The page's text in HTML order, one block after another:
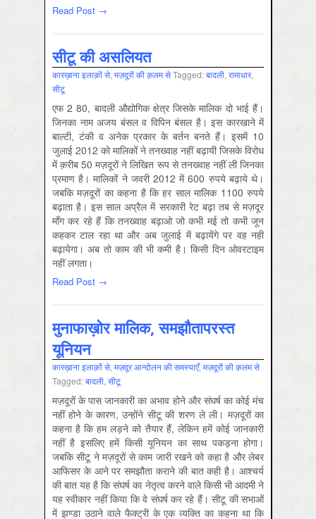
Read Post →
सीटू की असलियत
कारख़ाना इलाक़ों से, मज़दूरों की क़लम सेTagged:बादली, रामाधार,
सीटू
एफ 2 80, बादली औद्योगिक क्षेत्र जिसके मालिक दो भाई हैं।
जिनका नाम अजय बंसल व विपिन बंसल है। इस कारखाने में
बाल्टी, टंकी व अनेक प्रकार के बर्तन बनते हैं। इसमें 10
जुलाई 2012 को मालिकों ने तनख्वाह नहीं बढ़ायी जिसके विरोध
में क़रीब 50 मज़दूरों ने लिखित रूप से तनख्वाह नहीं ली जिनका
प्रमाण है। मालिकों ने जवरी 2012 में 600 रुपये बढ़ाये थे।
जबकि मज़दूरों का कहना है कि हर साल मालिक 1100 रुपये
बढ़ाता है। इस साल अप्रैल में सरकारी रेट बढ़ा तब से मज़दूर
माँग कर रहे हैं कि तनख्वाह बढ़ाओ जो कभी मई तो कभी जून
कहकर टाल रहा था और अब जुलाई में बढ़ायेंगे पर वह नहीं
बढ़ायेगा। अब तो काम की भी कमी है। किसी दिन ओवरटाइम
नहीं लगता।
Read Post →
मुनाफाख़ोर मालिक, समझौतापरस्त
यूनियन
कारख़ाना इलाक़ों से, मज़दूर आन्दोलन की समस्‍याएँ, मज़दूरों की क़लम से
Tagged:बादली, सीटू
मज़दूरों के पास जानकारी का अभाव होने और संघर्ष का कोई मंच
नहीं होने के कारण, उन्होंने सीटू की शरण ले ली। मज़दूरों का
कहना है कि हम लड़ने को तैयार हैं, लेकिन हमें कोई जानकारी
नहीं है इसलिए हमें किसी यूनियन का साथ पकड़ना होगा।
जबकि सीटू ने मज़दूरों से काम जारी रखने को कहा है और लेबर
आफिसर के आने पर समझौता कराने की बात कही है। आश्चर्य
की बात यह है कि संघर्ष का नेतृत्व करने वाले किसी भी आदमी ने
यह स्वीकार नहीं किया कि वे संघर्ष कर रहे हैं। सीटू की सभाओं
में झण्डा उठाने वाले फैक्ट्री के एक व्यक्ति का कहना था कि